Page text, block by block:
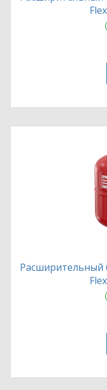
Расширительный